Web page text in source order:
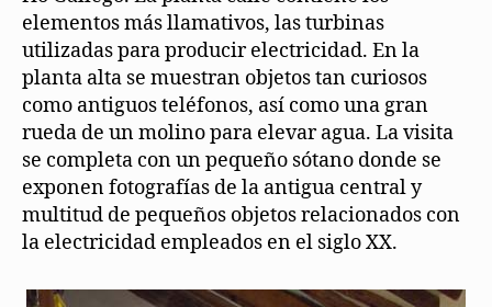
elementos más llamativos, las turbinas
utilizadas para producir electricidad. En la
planta alta se muestran objetos tan curiosos
como antiguos teléfonos, así como una gran
rueda de un molino para elevar agua. La visita
se completa con un pequeño sótano donde se
exponen fotografías de la antigua central y
multitud de pequeños objetos relacionados con
la electricidad empleados en el siglo XX.